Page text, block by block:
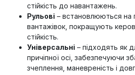
стійкість до навантажень.
Рульові – встановлюються на
вантажівок, покращують
стійкість.
Універсальні – підходять як
причіпної осі, забезпечуючи
зчеплення, маневреність і